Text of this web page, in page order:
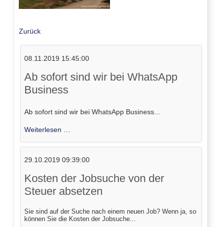
Zurück
08.11.2019 15:45:00
Ab sofort sind wir bei WhatsApp
Business
Ab sofort sind wir bei WhatsApp Business...
Weiterlesen …
wir
WhatsApp
Business
29.10.2019 09:39:00
Kosten der Jobsuche von der
Steuer absetzen
Sie sind auf der Suche nach einem neuen Job? Wenn ja, so
können Sie die Kosten der Jobsuche...